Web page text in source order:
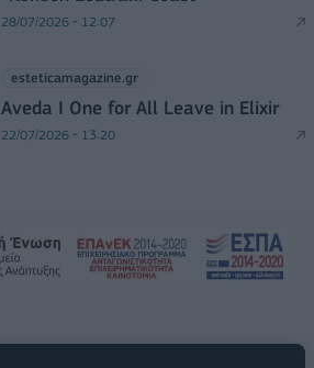
28/07/2026 - 12:07
esteticamagazine.gr
Aveda I One for All Leave in Elixir
22/07/2026 - 13:20